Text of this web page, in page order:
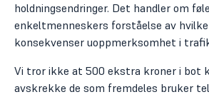
holdningsendringer. Det handler om
enkeltmenneskers forståelse av
konsekvenser uoppmerksomhet i
Vi tror ikke at 500 ekstra kroner i bot
avskrekke de som fremdeles bruker